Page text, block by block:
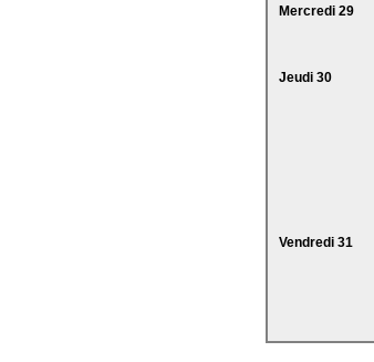
Mercredi 29
Jeudi 30
Vendredi 31